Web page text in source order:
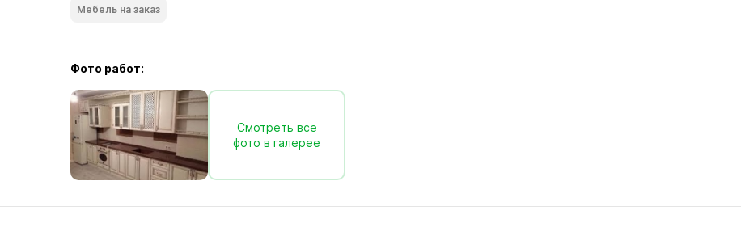
Мебель на заказ
Фото работ:
Смотреть все
фото в галерее